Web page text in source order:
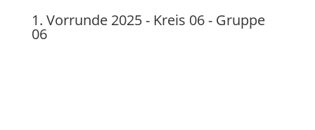
1. Vorrunde 2025 - Kreis 06 - Gruppe
06